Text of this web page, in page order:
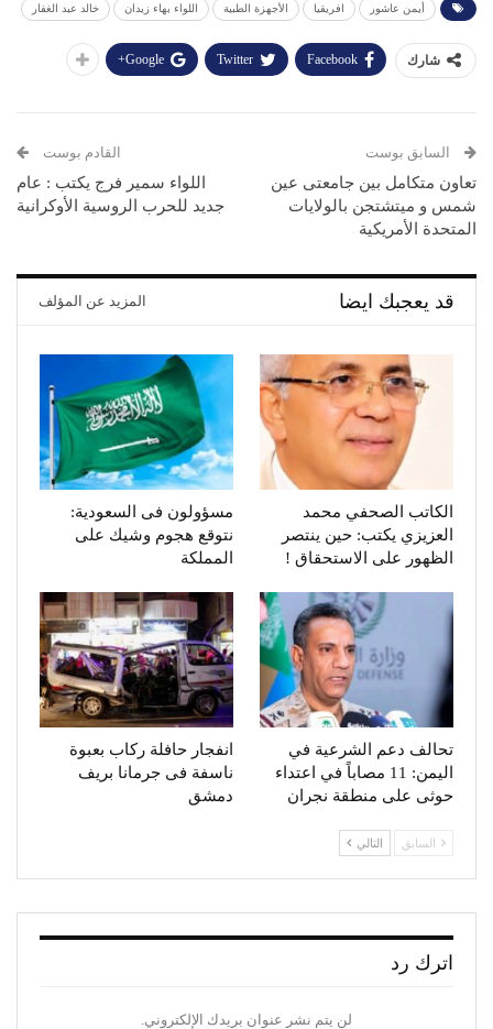
أيمن عاشور افريقيا الأجهزة الطبية اللواء بهاء زيدان خالد عبد الغفار
شارك Facebook
Twitter
Google+
السابق بوست
تعاون متكامل بين جامعتى عين
شمس و ميتشتجن بالولايات
المتحدة الأمريكية
القادم بوست
اللواء سمير فرج يكتب : عام
جديد للحرب الروسية الأوكرانية
قد يعجبك ايضا المزيد عن المؤلف
الكاتب الصحفي محمد
العزيزي يكتب: حين ينتصر
الظهور على الاستحقاق !
مسؤولون فى السعودية:
نتوقع هجوم وشيك على
المملكة
تحالف دعم الشرعية في
اليمن: 11 مصاباً في اعتداء
حوثى على منطقة نجران
انفجار حافلة ركاب بعبوة
ناسفة فى جرمانا بريف
دمشق
السابق التالي
اترك رد
لن يتم نشر عنوان بريدك الإلكتروني.